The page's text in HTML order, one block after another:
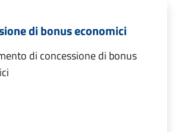
di bonus economici
di concessione di bonus